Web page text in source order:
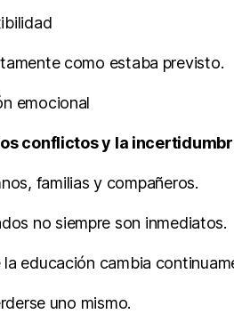
como estaba previsto.
emocional
conflictos y la
familias y compañeros.
no siempre son inmediatos.
educación cambia
uno mismo.